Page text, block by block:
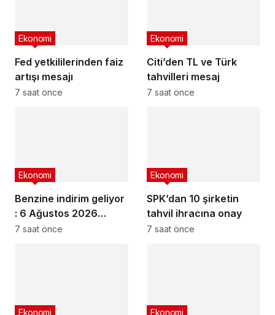
Fed yetkililerinden faiz
artışı mesajı
Ekonomi
7 saat önce
Citi’den TL ve Türk
tahvilleri mesaj
Ekonomi
7 saat önce
Benzine indirim geliyor
: 6 Ağustos 2026
güncel akaryakıt
Ekonomi
7 saat önce
SPK’dan 10 şirketin
tahvil ihracına onay
Ekonomi
7 saat önce
Ekonomi Ekonomi